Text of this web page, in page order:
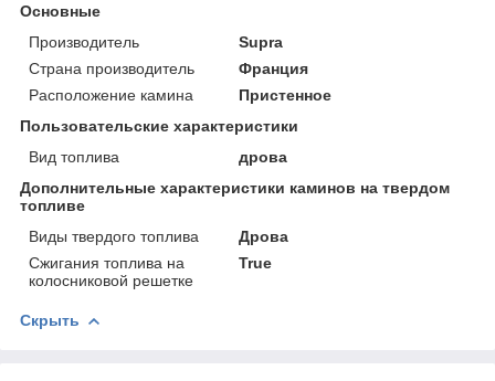
Основные
Производитель
Supra
Страна производитель
Франция
Расположение камина
Пристенное
Пользовательские характеристики
Вид топлива
дрова
Дополнительные характеристики каминов на твердом
топливе
Виды твердого топлива
Дрова
Сжигания топлива на
колосниковой решетке
True
Скрыть